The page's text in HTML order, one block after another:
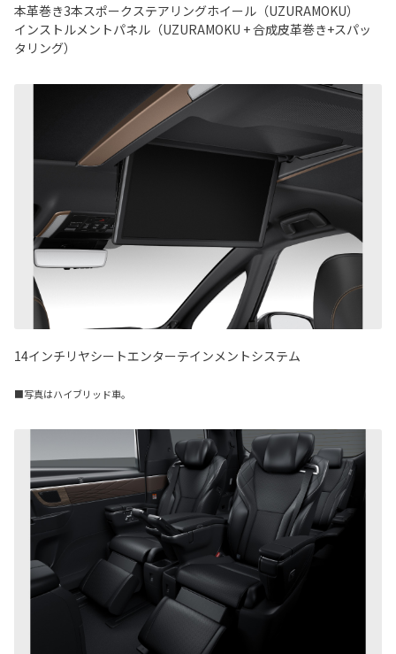
本革巻き3本スポークステアリングホイール（UZURAMOKU）
インストルメントパネル（UZURAMOKU + 合成皮革巻き+スパッ
タリング）
14インチリヤシートエンターテインメントシステム
■写真はハイブリッド車。